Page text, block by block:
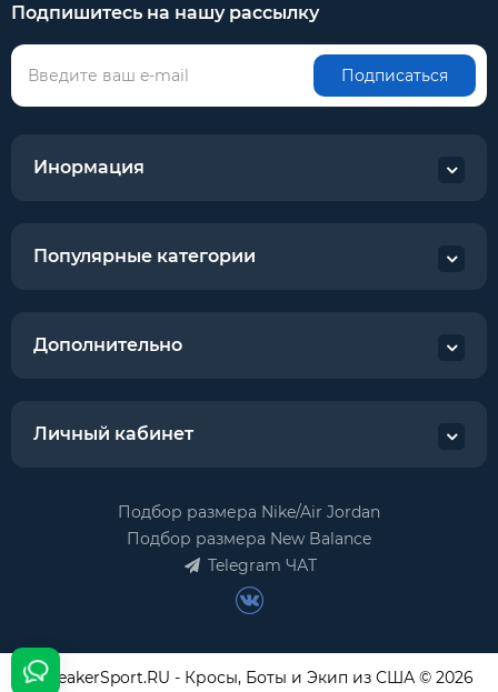
Подпишитесь на нашу рассылку
Подписаться
Инормация
Популярные категории
Дополнительно
Личный кабинет
Подбор размера Nike/Air Jordan
Подбор размера New Balance
Telegram ЧАТ
USneakerSport.RU - Кросы, Боты и Экип из США © 2026